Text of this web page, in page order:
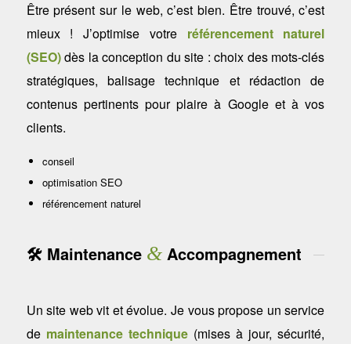
Être présent sur le web, c’est bien. Être trouvé, c’est
mieux ! J’optimise votre référencement naturel
(SEO)dès la conception du site : choix des mots-clés
stratégiques, balisage technique et rédaction de
contenus pertinents pour plaire à Google et à vos
clients.
conseil
optimisation SEO
référencement naturel
🛠️ Maintenance &Accompagnement
Un site web vit et évolue. Je vous propose un service
de maintenance technique(mises à jour, sécurité,